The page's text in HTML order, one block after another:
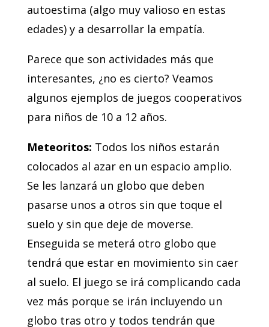
autoestima (algo muy valioso en estas
edades) y a desarrollar la empatía.
Parece que son actividades más que
interesantes, ¿no es cierto? Veamos
algunos ejemplos de juegos cooperativos
para niños de 10 a 12 años.
Meteoritos: Todos los niños estarán
colocados al azar en un espacio amplio.
Se les lanzará un globo que deben
pasarse unos a otros sin que toque el
suelo y sin que deje de moverse.
Enseguida se meterá otro globo que
tendrá que estar en movimiento sin caer
al suelo. El juego se irá complicando cada
vez más porque se irán incluyendo un
globo tras otro y todos tendrán que